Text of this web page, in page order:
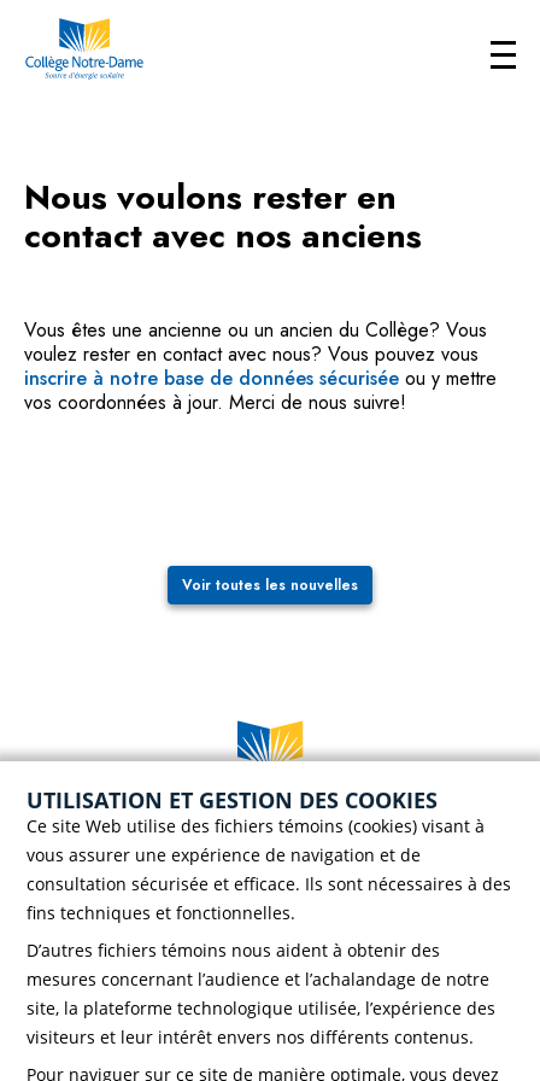
Nous voulons rester en
contact avec nos anciens
Vous êtes une ancienne ou un ancien du Collège? Vous
voulez rester en contact avec nous? Vous pouvez vous
inscrire à notre base de données sécurisée ou y mettre
vos coordonnées à jour. Merci de nous suivre!
Voir toutes les nouvelles
Case postale 786, 56 rue Saint-Henri
Rivière-du-Loup (Québec) G5R 3Z5
Téléphone :
418 862-8257
Télécopieur :418 862-8495
Faire un don!
UTILISATION ET GESTION DES COOKIES
Ce site Web utilise des fichiers témoins (cookies) visant à
vous assurer une expérience de navigation et de
consultation sécurisée et efficace. Ils sont nécessaires à des
fins techniques et fonctionnelles.
D’autres fichiers témoins nous aident à obtenir des
mesures concernant l’audience et l’achalandage de notre
site, la plateforme technologique utilisée, l’expérience des
visiteurs et leur intérêt envers nos différents contenus.
Pour naviguer sur ce site de manière optimale, vous devez